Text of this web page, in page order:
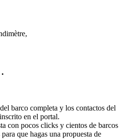
.
barco completa y los contactos del
en el portal.
con pocos clicks y cientos de barcos
que hagas una propuesta de